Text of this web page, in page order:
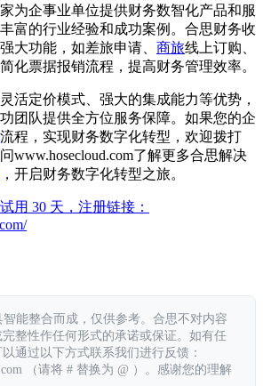
为企事业单位提供财务数智化产品和服
富的行业经验和成功案例。合思财务收
大功能，如差旅申请、 商旅线上订购、
化票据报销流程，提高财务管理效率。
灵活定价模式、强大的集成能力等优势，
团队提供全方位服务保障。如果您的企
流程，实现财务数字化转型，欢迎拨打
www.hosecloud.com了解更多合思解决
，开启财务数字化转型之旅。
用 30 天，注册链接：
能整合而成，仅供参考。合思不对内容
整性作任何形式的承诺或保证。如有任
通过以下方式联系我们进行反馈：
（请将 # 替换为 @ ）。感谢您的理解